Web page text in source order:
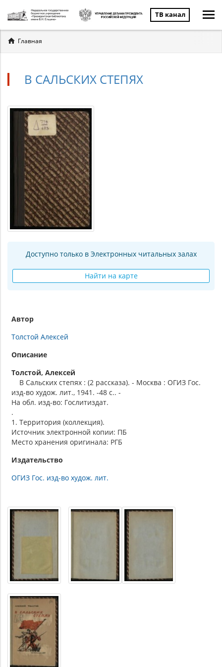
ТВ канал
Вы
здесь
Главная
В САЛЬСКИХ СТЕПЯХ
Доступно только в Электронных читальных залах
Найти на карте
Автор
Толстой Алексей
Описание
Толстой, Алексей
В Сальских степях : (2 рассказа). - Москва : ОГИЗ Гос.
изд-во худож. лит., 1941. -48 с.. -
На обл. изд-во: Гослитиздат.
.
1. Территория (коллекция).
Источник электронной копии: ПБ
Место хранения оригинала: РГБ
Издательство
ОГИЗ Гос. изд-во худож. лит.